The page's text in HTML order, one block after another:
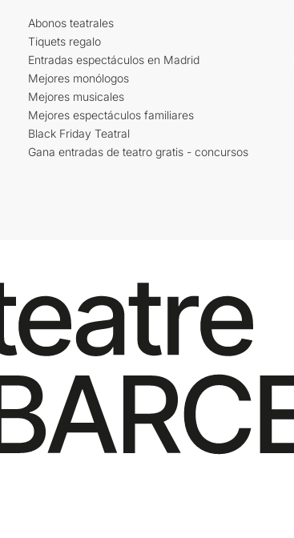
Abonos teatrales
Tiquets regalo
Entradas espectáculos en Madrid
Mejores monólogos
Mejores musicales
Mejores espectáculos familiares
Black Friday Teatral
Gana entradas de teatro gratis - concursos